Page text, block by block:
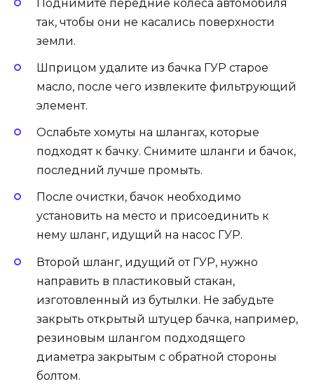
Поднимите передние колеса автомобиля
так, чтобы они не касались поверхности
земли.
Шприцом удалите из бачка ГУР старое
масло, после чего извлеките фильтрующий
элемент.
Ослабьте хомуты на шлангах, которые
подходят к бачку. Снимите шланги и бачок,
последний лучше промыть.
После очистки, бачок необходимо
установить на место и присоединить к
нему шланг, идущий на насос ГУР.
Второй шланг, идущий от ГУР, нужно
направить в пластиковый стакан,
изготовленный из бутылки. Не забудьте
закрыть открытый штуцер бачка, например,
резиновым шлангом подходящего
диаметра закрытым с обратной стороны
болтом.